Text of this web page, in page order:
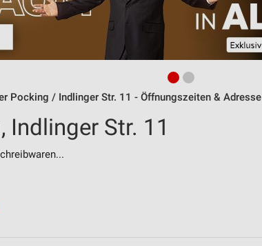
Pocking / Indlinger Str. 11 - Öffnungszeiten & Adresse
Indlinger Str. 11